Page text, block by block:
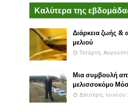
Καλύτερα της
Διάρκεια ζωής &
μελιού
Τετάρτη,
Μια συμβουλή
μελισσοκόμο
Δευτέρα, Ιουνίου